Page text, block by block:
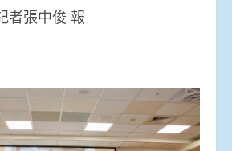
者張中俊 報